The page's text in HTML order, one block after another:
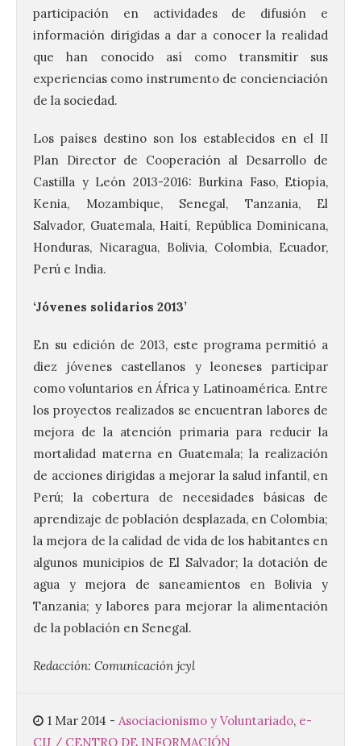
participación en actividades de difusión e
información dirigidas a dar a conocer la realidad
que han conocido así como transmitir sus
experiencias como instrumento de concienciación
de la sociedad.
Los países destino son los establecidos en el II
Plan Director de Cooperación al Desarrollo de
Castilla y León 2013-2016: Burkina Faso, Etiopía,
Kenia, Mozambique, Senegal, Tanzania, El
Salvador, Guatemala, Haití, República Dominicana,
Honduras, Nicaragua, Bolivia, Colombia, Ecuador,
Perú e India.
‘Jóvenes solidarios 2013’
En su edición de 2013, este programa permitió a
diez jóvenes castellanos y leoneses participar
como voluntarios en África y Latinoamérica. Entre
los proyectos realizados se encuentran labores de
mejora de la atención primaria para reducir la
mortalidad materna en Guatemala; la realización
de acciones dirigidas a mejorar la salud infantil, en
Perú; la cobertura de necesidades básicas de
aprendizaje de población desplazada, en Colombia;
la mejora de la calidad de vida de los habitantes en
algunos municipios de El Salvador; la dotación de
agua y mejora de saneamientos en Bolivia y
Tanzania; y labores para mejorar la alimentación
de la población en Senegal.
Redacción: Comunicación jcyl
1 Mar 2014 - Asociacionismo y Voluntariado, e-
CIJ / CENTRO DE INFORMACIÓN
El Ayuntamiento de La
Bañeza presenta el
Festival One More Time,
una cita con la música de
los 80 y 90 para el 16 de
agosto en la Plaza Mayor.
6 Ago 2026
domingo 16 de agosto, a
partir de las 23:00 horas,
en la Plaza Mayor de la
del Ayuntamiento de La Bañeza ha